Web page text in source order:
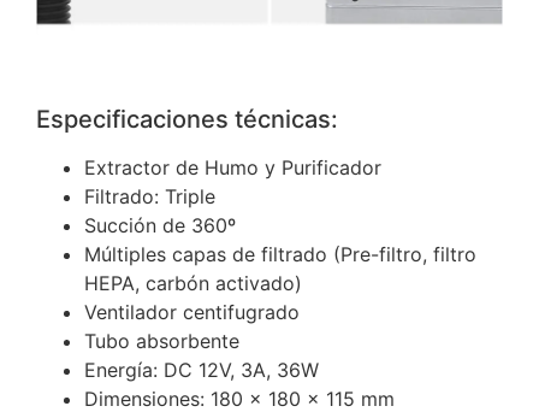
Especificaciones técnicas:
Extractor de Humo y Purificador
Filtrado: Triple
Succión de 360º
Múltiples capas de filtrado (Pre-filtro, filtro
HEPA, carbón activado)
Ventilador centifugrado
Tubo absorbente
Energía: DC 12V, 3A, 36W
Dimensiones: 180 x 180 x 115 mm